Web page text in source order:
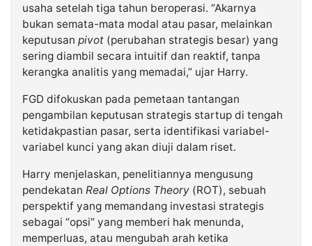
usaha setelah tiga tahun beroperasi. “Akarnya
bukan semata-mata modal atau pasar, melainkan
keputusan pivot (perubahan strategis besar) yang
sering diambil secara intuitif dan reaktif, tanpa
kerangka analitis yang memadai,” ujar Harry.
FGD difokuskan pada pemetaan tantangan
pengambilan keputusan strategis startup di tengah
ketidakpastian pasar, serta identifikasi variabel-
variabel kunci yang akan diuji dalam riset.
Harry menjelaskan, penelitiannya mengusung
pendekatan Real Options Theory (ROT), sebuah
perspektif yang memandang investasi strategis
sebagai “opsi” yang memberi hak menunda,
memperluas, atau mengubah arah ketika